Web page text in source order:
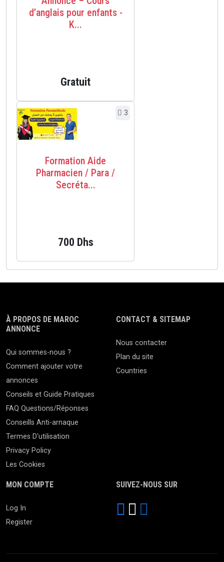
d’anglais pour enfants -
K...
Gratuit
3
Formation Aide
Pharmacien / Para /
Secréta...
700 Dhs
À PROPOS DE MAROC
ANNONCE
Qui sommes-nous ?
Comment ajouter votre
annonces
Conseils et Guide Pratiques
FAQ Questions/Réponses
Conseills Anti-arnaque
Termes D'utilisation
Privacy Policy
Les Cookies
CONTACT & SITEMAP
Nous contacter
Plan du site
Countries
MON COMPTE
Log In
Register
SUIVEZ-NOUS SUR